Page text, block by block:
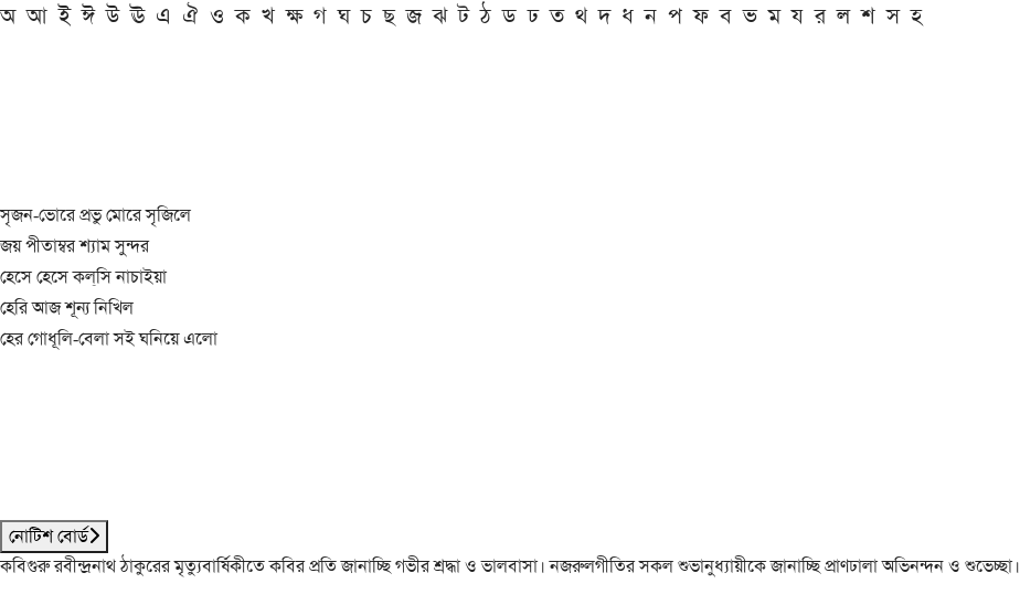
অ আ ই ঈ উ ঊ এ ঐ ও ক খ ক্ষ গ ঘ চ ছ জ ঝ ট ঠ ড ঢ ত থ দ ধ ন প ফ ব ভ ম য র ল শ স হ
সৃজন-ভোরে প্রভু মোরে সৃজিলে
জয় পীতাম্বর শ্যাম সুন্দর
হেসে হেসে কল্‌সি নাচাইয়া
হেরি আজ শূন্য নিখিল
হের গোধূলি-বেলা সই ঘনিয়ে এলো
নোটিশ বোর্ড
কবিগুরু রবীন্দ্রনাথ ঠাকুরের মৃত্যুবার্ষিকীতে কবির প্রতি জানাচ্ছি গভীর শ্রদ্ধা ও ভালবাসা। নজরুলগীতির সকল শুভানুধ্যায়ীকে জানাচ্ছি প্রাণঢালা অভিনন্দন ও শুভেচ্ছা।